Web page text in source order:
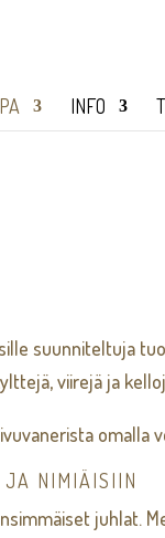
INFO
suunniteltuja
viirejä ja
omalla
NIMIÄISIIN
juhlat.